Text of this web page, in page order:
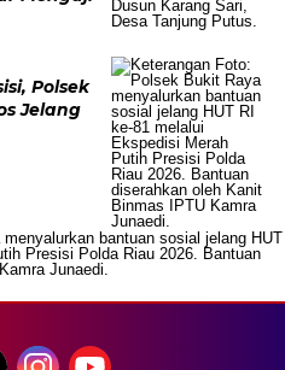
Polsek
Jelang
bantuan sosial jelang HUT
Presisi Polda Riau 2026. Bantuan
Junaedi.